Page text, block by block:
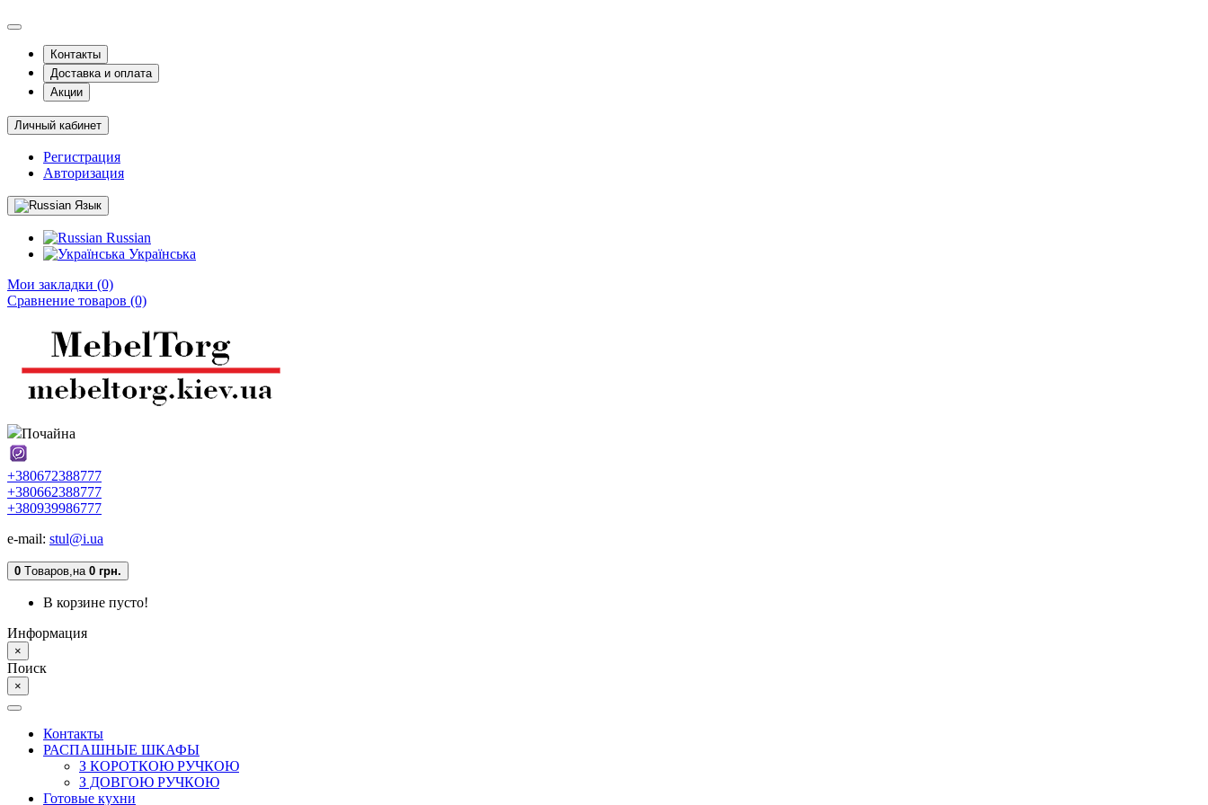
Контакты
Доставка и оплата
Акции
Личный кабинет
Регистрация
Авторизация
Язык
Russian
Українська
Мои закладки (0)
Сравнение товаров (0)
Почайна
+380672388777
+380662388777
+380939986777
e-mail: stul@i.ua
0 Tоваров,на 0 грн.
В корзине пусто!
Информация
×
Поиск
×
Контакты
РАСПАШНЫЕ ШКАФЫ
З КОРОТКОЮ РУЧКОЮ
З ДОВГОЮ РУЧКОЮ
Готовые кухни